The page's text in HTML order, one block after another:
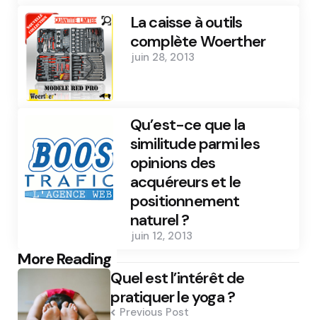
La caisse à outils
complète Woerther
juin 28, 2013
Qu’est-ce que la
similitude parmi les
opinions des
acquéreurs et le
positionnement
naturel ?
juin 12, 2013
More Reading
Post
navigation
Quel est l’intérêt de
pratiquer le yoga ?
Previous Post